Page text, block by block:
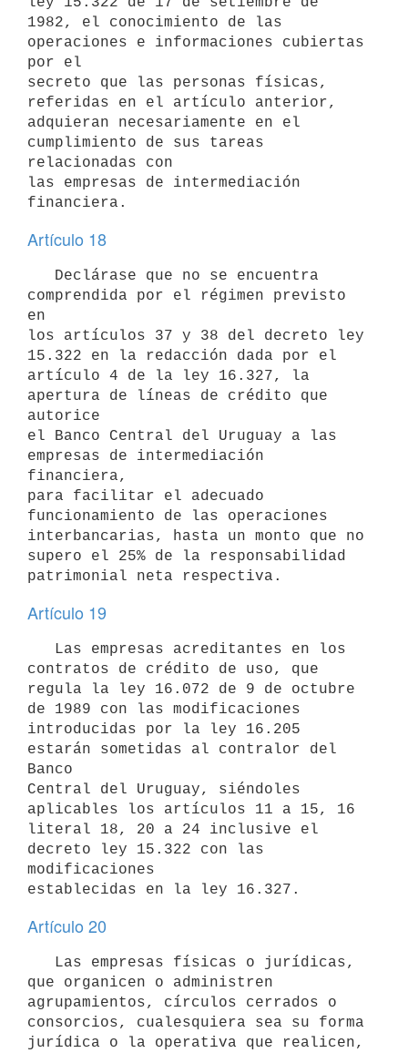
1982, el conocimiento de las
operaciones e informaciones cubiertas
por el
secreto que las personas físicas,
referidas en el artículo anterior,
adquieran necesariamente en el
cumplimiento de sus tareas
relacionadas con
las empresas de intermediación
Artículo 18
comprendida por el régimen previsto
en
los artículos 37 y 38 del decreto ley
15.322 en la redacción dada por el
artículo 4 de la ley 16.327, la
apertura de líneas de crédito que
autorice
el Banco Central del Uruguay a las
empresas de intermediación
financiera,
para facilitar el adecuado
funcionamiento de las operaciones
interbancarias, hasta un monto que no
supero el 25% de la responsabilidad
Artículo 19
contratos de crédito de uso, que
regula la ley 16.072 de 9 de octubre
de 1989 con las modificaciones
introducidas por la ley 16.205
estarán sometidas al contralor del
Banco
Central del Uruguay, siéndoles
aplicables los artículos 11 a 15, 16
literal 18, 20 a 24 inclusive el
decreto ley 15.322 con las
modificaciones
Artículo 20
que organicen o administren
agrupamientos, círculos cerrados o
consorcios, cualesquiera sea su forma
jurídica o la operativa que realicen,